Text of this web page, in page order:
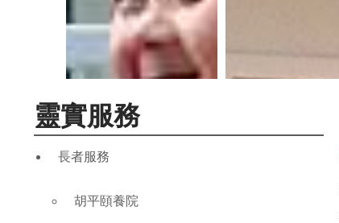
靈實服務
長者服務
胡平頤養院